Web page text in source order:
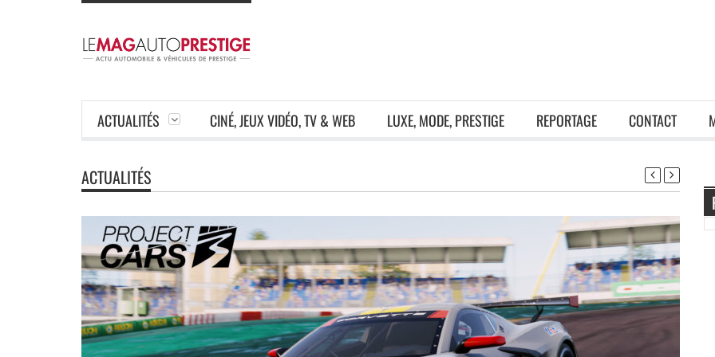
ACTUALITÉS CINÉ, JEUX VIDÉO, TV & WEB LUXE, MODE, PRESTIGE REPORTAGE CONTACT
ACTUALITÉS